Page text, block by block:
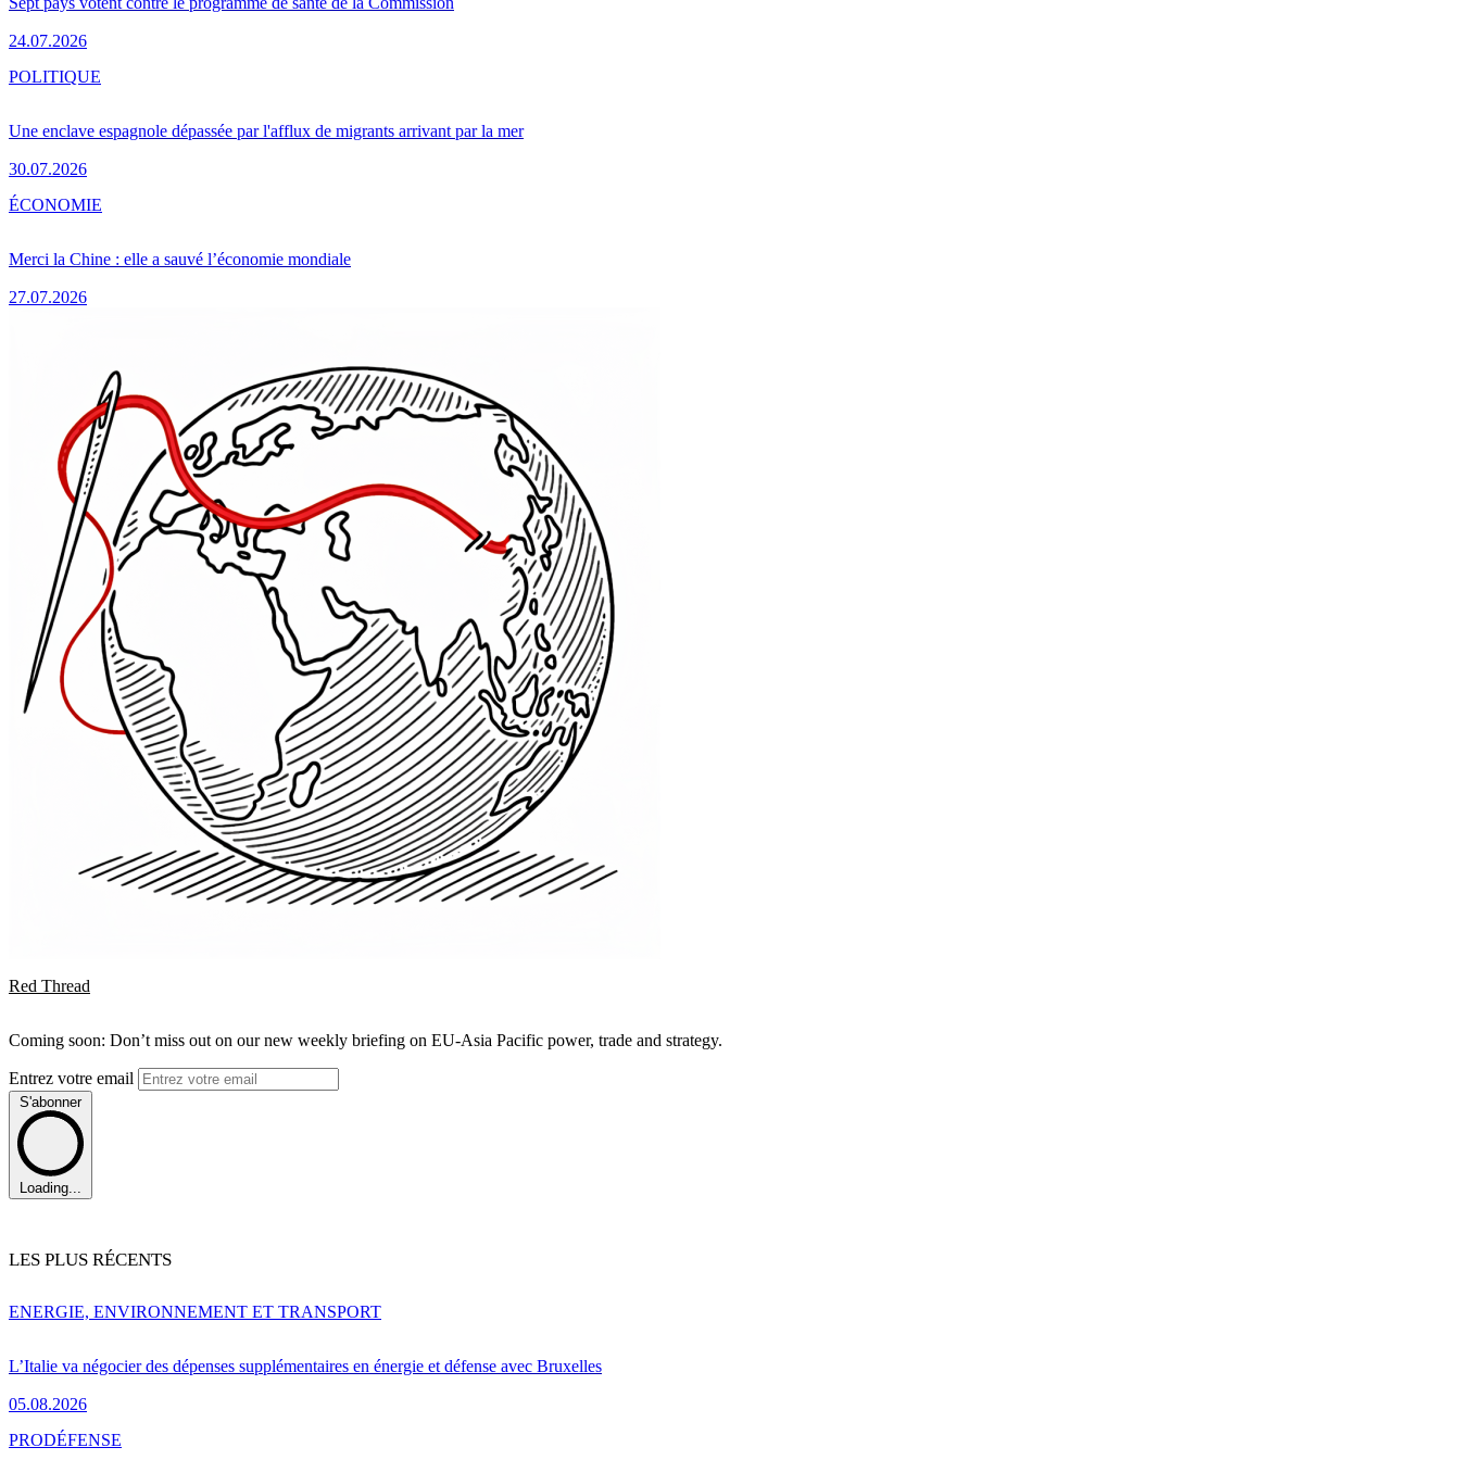
24.07.2026
Une enclave espagnole dépassée par l'afflux de migrants arrivant par la mer
30.07.2026
POLITIQUE
Merci la Chine : elle a sauvé l’économie mondiale
27.07.2026
ÉCONOMIE
Red Thread
Coming soon: Don’t miss out on our new weekly briefing on EU-Asia Pacific power, trade and strategy.
Entrez votre email
S'abonner
Loading...
LES PLUS RÉCENTS
L’Italie va négocier des dépenses supplémentaires en énergie et défense avec Bruxelles
05.08.2026
ENERGIE, ENVIRONNEMENT ET TRANSPORT
PRODÉFENSE